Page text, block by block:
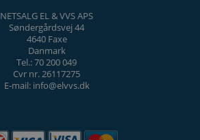
NETSALG EL & VVS APS
Søndergårdsvej 44
4640 Faxe
Danmark
Tel.: 70 200 049
Cvr nr. 26117275
E-mail: info@elvvs.dk